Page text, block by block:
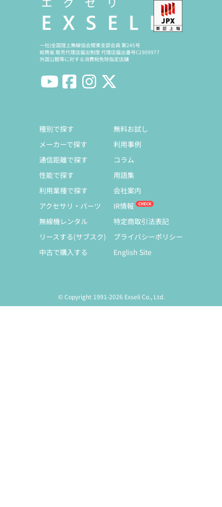
一社)全国陸上無線協会関東支部会員 第245号
総務省 販売代理店届出制度 代理店届出番号C1909977
外国公館等に対する消費税免除指定店舗
種別で探す
メーカーで探す
通信距離で探す
性能で探す
利用業種で探す
アクセサリ・パーツ
無線機レンタル
リースする(サブスク)
中古で購入する
無料お試し
利用事例
コラム
用語集
会社案内
IR情報
特定商取引法表記
プライバシーポリシー
English Site
© Copyright 1991-2026 Exseli Co., Ltd.